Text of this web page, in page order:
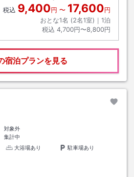
税込 9,400円 〜 17,600円
おとな1名 (2名1室)｜ 1泊
税込 4,700円〜8,800円
宿泊プランを見る
対象外
集計中
大浴場あり
駐車場あり